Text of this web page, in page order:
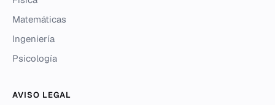
Matemáticas
Ingeniería
Psicología
AVISO LEGAL